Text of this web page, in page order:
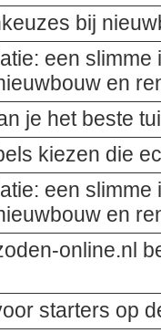
bij
een
en
je het beste
kiezen die
een
en
online.nl
starters op